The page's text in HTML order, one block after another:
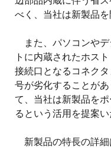
べく、当社は新製品を
また、パソコンやデ
トに内蔵されたホス
接続口となるコネク
号が劣化することが
て、当社は新製品を
るという活用を提案い
新製品の特長の詳細